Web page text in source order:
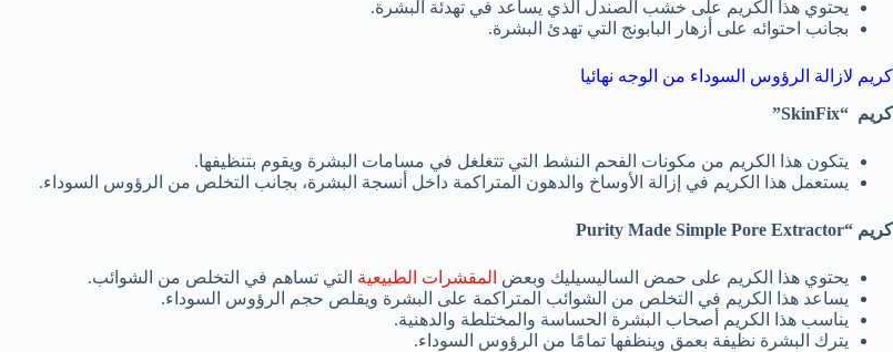
يحتوي هذا الكريم على خشب الصندل الذي يساعد في تهدئة البشرة.
بجانب احتوائه على أزهار البابونج التي تهدئ البشرة.
كريم لازالة الرؤوس السوداء من الوجه نهائيا
كريم “SkinFix
”
يتكون هذا الكريم من مكونات الفحم النشط التي تتغلغل في مسامات البشرة ويقوم بتنظيفها.
يستعمل هذا الكريم في إزالة الأوساخ والدهون المتراكمة داخل أنسجة البشرة، بجانب التخلص من الرؤوس السوداء.
كريم “Purity Made Simple Pore Extractor
يحتوي هذا الكريم على حمض الساليسيليك وبعض المقشرات الطبيعية التي تساهم في التخلص من الشوائب.
يساعد هذا الكريم في التخلص من الشوائب المتراكمة على البشرة ويقلص حجم الرؤوس السوداء.
يناسب هذا الكريم أصحاب البشرة الحساسة والمختلطة والدهنية.
يترك البشرة نظيفة بعمق وينظفها تمامًا من الرؤوس السوداء.